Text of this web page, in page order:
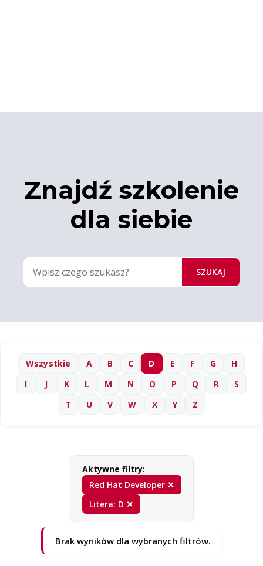
Znajdź szkolenie
dla siebie
SZUKAJ
Wszystkie A B C D E F G
H
I
J K L M N O P Q R
S
T
U V W X Y Z
Aktywne filtry:
Red Hat Developer ✕
Litera: D ✕
Brak wyników dla wybranych filtrów.